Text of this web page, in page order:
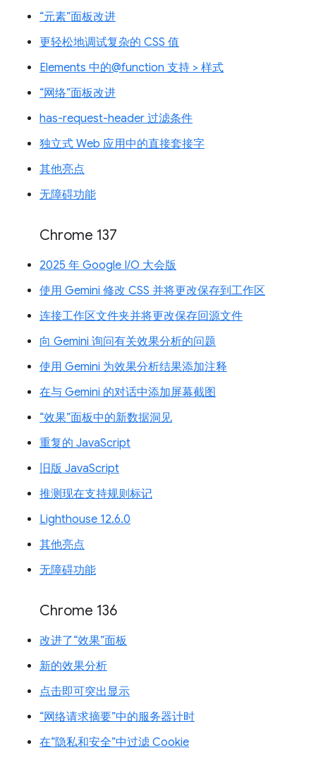
“元素”面板改进
更轻松地调试复杂的 CSS 值
Elements 中的@function 支持 > 样式
“网络”面板改进
has-request-header 过滤条件
独立式 Web 应用中的直接套接字
其他亮点
无障碍功能
Chrome 137
2025 年 Google I/O 大会版
使用 Gemini 修改 CSS 并将更改保存到工作区
连接工作区文件夹并将更改保存回源文件
向 Gemini 询问有关效果分析的问题
使用 Gemini 为效果分析结果添加注释
在与 Gemini 的对话中添加屏幕截图
“效果”面板中的新数据洞见
重复的 JavaScript
旧版 JavaScript
推测现在支持规则标记
Lighthouse 12.6.0
其他亮点
无障碍功能
Chrome 136
改进了“效果”面板
新的效果分析
点击即可突出显示
“网络请求摘要”中的服务器计时
在“隐私和安全”中过滤 Cookie